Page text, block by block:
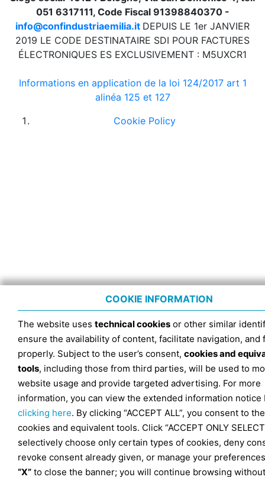
051 6317111, Code Fiscal 91398840370 -
info@confindustriaemilia.it DEPUIS LE 1er JANVIER
2019 LE CODE DESTINATAIRE SDI POUR FACTURES
ÉLECTRONIQUES ES EXCLUSIVEMENT : M5UXCR1
Informations en application de la loi 124/2017 art 1
alinéa 125 et 127
Cookie Policy
COOKIE INFORMATION
The website uses technical cookies or other similar
ensure the availability of content, facilitate navigation, and
properly. Subject to the user’s consent, cookies and
tools, including those from third parties, will be used to
website usage and provide targeted advertising. For more
information, you can view the extended information notice
clicking here. By clicking “ACCEPT ALL”, you consent to
cookies and equivalent tools. Click “ACCEPT ONLY
selectively choose only certain types of cookies, deny
revoke consent already given, or manage your
“X” to close the banner; you will continue browsing without